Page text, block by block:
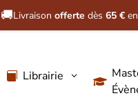
🚚Livraison offerte dès 65 €
 Librairie 3
